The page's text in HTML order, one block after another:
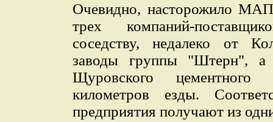
Очевидно, насторожило
трех компаний-
соседству, недалеко от
заводы группы "Штерн", а
Щуровского
километров езды.
предприятия получают из